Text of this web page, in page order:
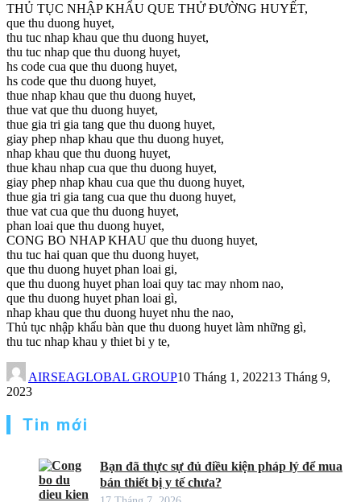
THỦ TỤC NHẬP KHẨU QUE THỬ ĐƯỜNG HUYẾT,
que thu duong huyet,
thu tuc nhap khau que thu duong huyet,
thu tuc nhap que thu duong huyet,
hs code cua que thu duong huyet,
hs code que thu duong huyet,
thue nhap khau que thu duong huyet,
thue vat que thu duong huyet,
thue gia tri gia tang que thu duong huyet,
giay phep nhap khau que thu duong huyet,
nhap khau que thu duong huyet,
thue khau nhap cua que thu duong huyet,
giay phep nhap khau cua que thu duong huyet,
thue gia tri gia tang cua que thu duong huyet,
thue vat cua que thu duong huyet,
phan loai que thu duong huyet,
CONG BO NHAP KHAU que thu duong huyet,
thu tuc hai quan que thu duong huyet,
que thu duong huyet phan loai gi,
que thu duong huyet phan loai quy tac may nhom nao,
que thu duong huyet phan loai gì,
nhap khau que thu duong huyet nhu the nao,
Thủ tục nhập khẩu bàn que thu duong huyet làm những gì,
thu tuc nhap khau y thiet bi y te,
AIRSEAGLOBAL GROUP10 Tháng 1, 202213 Tháng 9,
2023
Tin mới
Bạn đã thực sự đủ điều kiện pháp lý để mua
bán thiết bị y tế chưa?